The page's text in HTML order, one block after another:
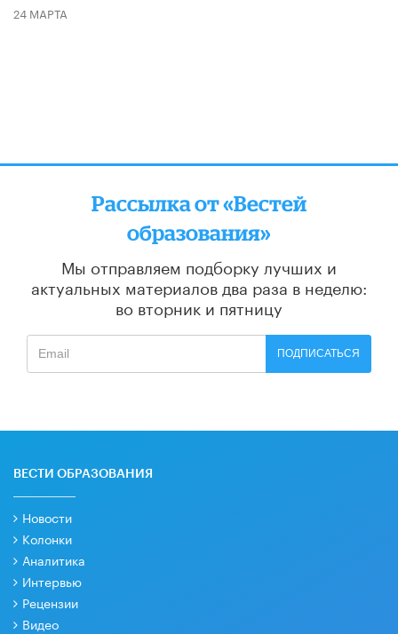
24 МАРТА
Рассылка от «Вестей
образования»
Мы отправляем подборку лучших и
актуальных материалов два раза в неделю:
во вторник и пятницу
ПОДПИСАТЬСЯ
ВЕСТИ ОБРАЗОВАНИЯ
Новости
Колонки
Аналитика
Интервью
Рецензии
Видео